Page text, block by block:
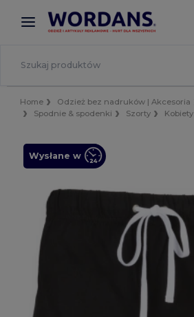
× Aplikacja Wordans
Lepsze ceny w aplikacji!
Home Odzież bez nadruków | Akcesoria
Spodnie & spodenki
Szorty Kobiety
Wysłane w